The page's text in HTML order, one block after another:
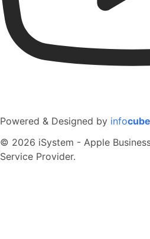
Powered & Designed by infocube
© 2026 iSystem - Apple
Service Provider.